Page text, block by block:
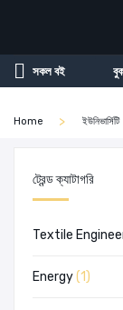
সকল বই
Home ইউনিভার্সিটি
ট্রেন্ড ক্যাটাগরি
Textile
Energy(1)